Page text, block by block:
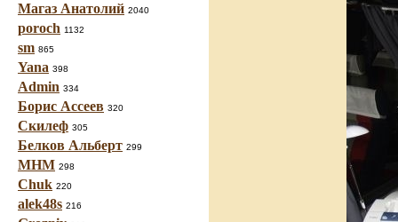
Магаз Анатолий 2040
poroch 1132
sm 865
Yana 398
Admin 334
Борис Ассеев 320
Скилеф 305
Белков Альберт 299
МНМ 298
Chuk 220
alek48s 216